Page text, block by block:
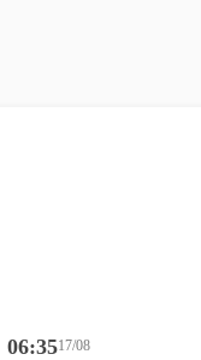
06:3517/08